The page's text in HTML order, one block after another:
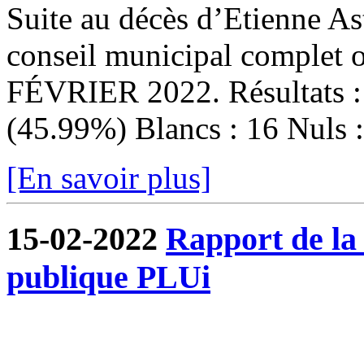
Suite au décès d’Etienne
conseil municipal complet
FÉVRIER 2022. Résultats
(45.99%) Blancs : 16 Nuls
[En savoir plus]
15-02-2022 Rapport de
publique PLUi